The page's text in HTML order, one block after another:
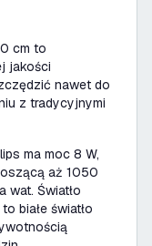
cm to
jakości
nawet do
z tradycyjnymi
ma moc 8 W,
aż 1050
wat. Światło
białe światło